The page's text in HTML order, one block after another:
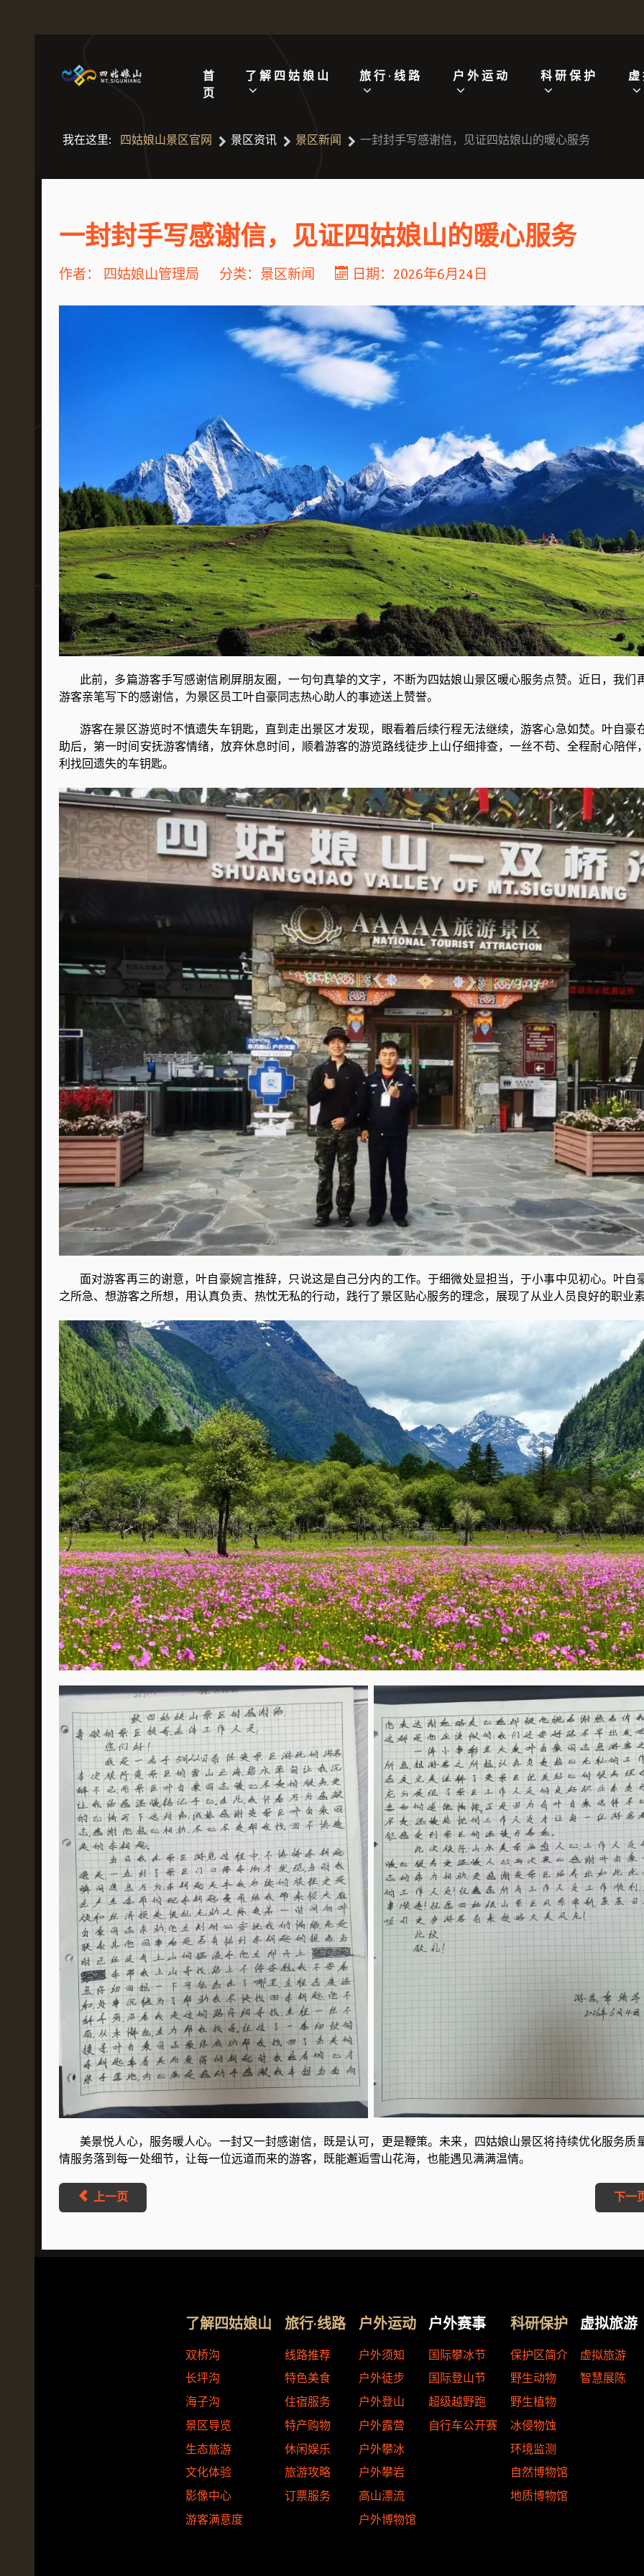
首
页
了解四姑娘山 旅行·线路 户外运动 科研保护
我在这里: 四姑娘山景区官网 景区资讯 景区新闻 一封封手写感谢信，见证四姑娘山的暖心服务
一封封手写感谢信，见证四姑娘山的暖心服务
作者： 四姑娘山管理局 分类： 景区新闻 日期：2026年6月24日
此前，多篇游客手写感谢信刷屏朋友圈，一句句真挚的文字，不断为四姑娘山景区暖心服务点赞。近日，我们
游客亲笔写下的感谢信，为景区员工叶自豪同志热心助人的事迹送上赞誉。
游客在景区游览时不慎遗失车钥匙，直到走出景区才发现，眼看着后续行程无法继续，游客心急如焚。叶自豪
助后，第一时间安抚游客情绪，放弃休息时间，顺着游客的游览路线徒步上山仔细排查，一丝不苟、全程耐心陪伴
利找回遗失的车钥匙。
面对游客再三的谢意，叶自豪婉言推辞，只说这是自己分内的工作。于细微处显担当，于小事中见初心。叶自
之所急、想游客之所想，用认真负责、热忱无私的行动，践行了景区贴心服务的理念，展现了从业人员良好的职业
美景悦人心，服务暖人心。一封又一封感谢信，既是认可，更是鞭策。未来，四姑娘山景区将持续优化服务质
情服务落到每一处细节，让每一位远道而来的游客，既能邂逅雪山花海，也能遇见满满温情。
上一页 下一
了解四姑娘山
双桥沟
长坪沟
海子沟
景区导览
生态旅游
文化体验
影像中心
游客满意度
旅行·线路
线路推荐
特色美食
住宿服务
特产购物
休闲娱乐
旅游攻略
订票服务
户外运动
户外须知
户外徒步
户外登山
户外露营
户外攀冰
户外攀岩
高山漂流
户外博物馆
户外赛事
国际攀冰节
国际登山节
超级越野跑
自行车公开赛
科研保护
保护区简介
野生动物
野生植物
冰侵物蚀
环境监测
自然博物馆
地质博物馆
虚拟旅游
虚拟旅游
智慧展陈